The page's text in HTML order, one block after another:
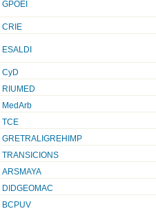
GPOEI
CRIE
ESALDI
CyD
RIUMED
MedArb
TCE
GRETRALIGREHIMP
TRANSICIONS
ARSMAYA
DIDGEOMAC
BCPUV